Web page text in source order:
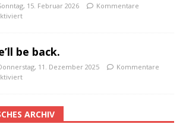
15. Februar 2026
Kommentare
be back.
11. Dezember 2025
Kommentare
ARCHIV